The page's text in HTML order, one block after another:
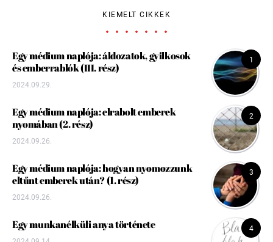
KIEMELT CIKKEK
1
Egy médium naplója: áldozatok, gyilkosok
és emberrablók (III. rész)
2024.09.29.
2
Egy médium naplója: elrabolt emberek
nyomában (2. rész)
2024.09.26.
3
Egy médium naplója: hogyan nyomozzunk
eltűnt emberek után? (1. rész)
2024.09.26.
4
Egy munkanélküli anya története